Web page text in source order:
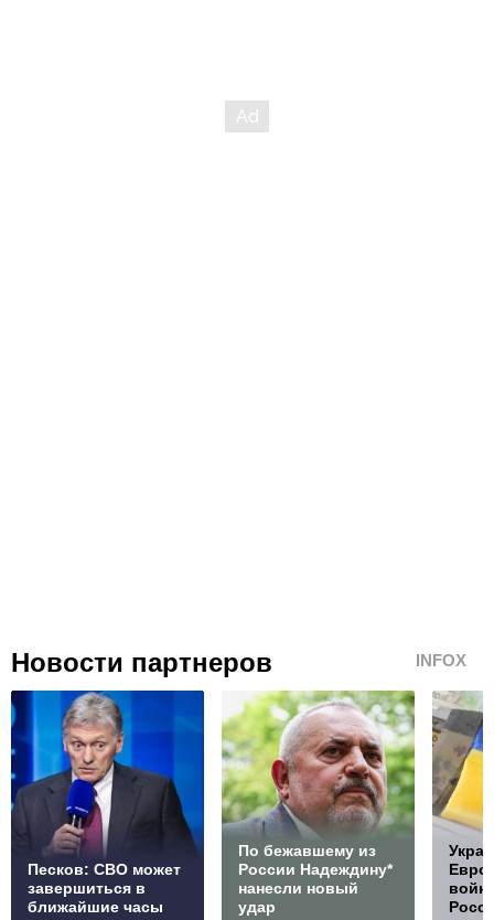
Новости партнеров INFOX
Песков: СВО может
завершиться в
ближайшие часы
По бежавшему из
России Надеждину*
нанесли новый
удар